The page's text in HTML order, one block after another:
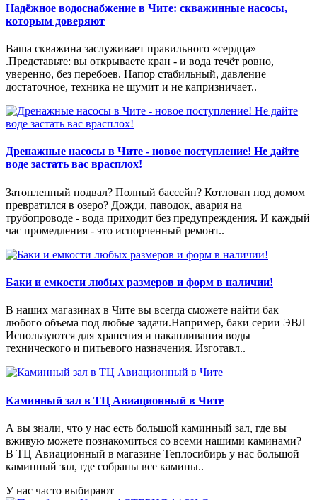
Надёжное водоснабжение в Чите: скважинные насосы,
которым доверяют
Ваша скважина заслуживает правильного «сердца»
.Представьте: вы открываете кран - и вода течёт ровно,
уверенно, без перебоев. Напор стабильный, давление
достаточное, техника не шумит и не капризничает..
Дренажные насосы в Чите - новое поступление! Не дайте
воде застать вас врасплох!
Затопленный подвал? Полный бассейн? Котлован под домом
превратился в озеро? Дожди, паводок, авария на
трубопроводе - вода приходит без предупреждения. И каждый
час промедления - это испорченный ремонт..
Баки и емкости любых размеров и форм в наличии!
В наших магазинах в Чите вы всегда сможете найти бак
любого объема под любые задачи.Например, баки серии ЭВЛ
Используются для хранения и накапливания воды
технического и питьевого назначения. Изготавл..
Каминный зал в ТЦ Авиационный в Чите
А вы знали, что у нас есть большой каминный зал, где вы
вживую можете познакомиться со всеми нашими каминами?
В ТЦ Авиационный в магазине Теплосибирь у нас большой
каминный зал, где собраны все камины..
У нас часто выбирают